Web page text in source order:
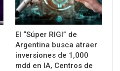
El “Súper RIGI” de
Argentina busca atraer
inversiones de 1,000
mdd en IA, Centros de